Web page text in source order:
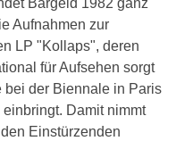
Bargeld 1982 ganz
Aufnahmen zur
LP "Kollaps", deren
für Aufsehen sorgt
bei der Biennale in Paris
Damit nimmt
Einstürzenden